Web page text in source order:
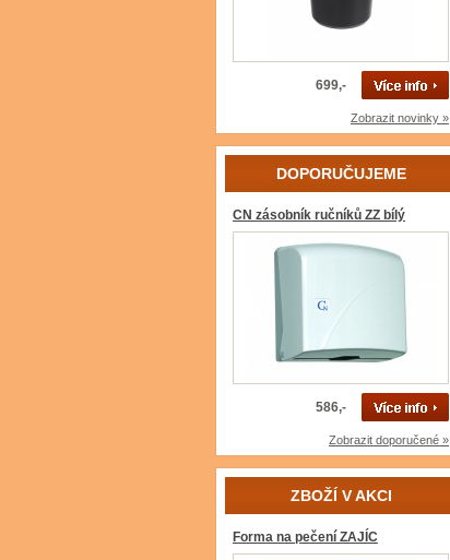
699,-
Zobrazit novinky »
DOPORUČUJEME
CN zásobník ručníků ZZ bílý
586,-
Zobrazit doporučené »
ZBOŽÍ V AKCI
Forma na pečení ZAJÍC